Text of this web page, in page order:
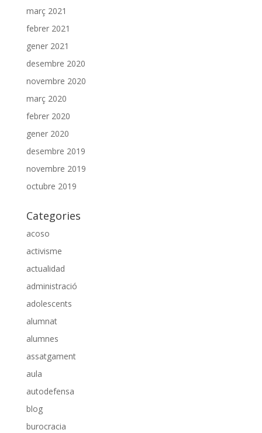
març 2021
febrer 2021
gener 2021
desembre 2020
novembre 2020
març 2020
febrer 2020
gener 2020
desembre 2019
novembre 2019
octubre 2019
Categories
acoso
activisme
actualidad
administració
adolescents
alumnat
alumnes
assatgament
aula
autodefensa
blog
burocracia